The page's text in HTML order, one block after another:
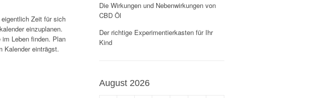
Zeit für sich
einzuplanen.
Leben finden. Plan
Kalender einträgst.
Die Wirkungen und Nebenwirkungen von
CBD Öl
Der richtige Experimentierkasten für Ihr
Kind
August 2026